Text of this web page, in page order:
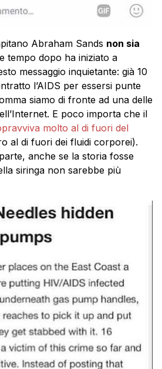
Abraham Sands non sia
tempo dopo ha iniziato a
messaggio inquietante: già 10
l’AIDS per essersi punte
siamo di fronte ad una delle
E poco importa che il
molto al di fuori del
al di fuori dei fluidi corporei).
anche se la storia fosse
siringa non sarebbe più